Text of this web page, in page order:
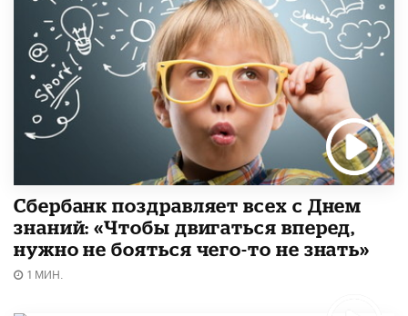
Сбербанк поздравляет всех с Днем
знаний: «Чтобы двигаться вперед,
нужно не бояться чего-то не знать»
1 МИН.